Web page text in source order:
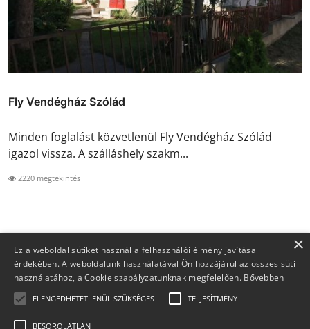
Fly Vendégház Szólád
Minden foglalást közvetlenül Fly Vendégház Szólád
igazol vissza. A szálláshely szakm...
2220 megtekintés
×
Ez a weboldal sütiket használ a felhasználói élmény javítása
érdekében. A weboldalunk használatával Ön hozzájárul az összes süti
használatához, a Cookie szabályzatunknak megfelelően. Bővebben
ELENGEDHETETLENÜL SZÜKSÉGES TELJESÍTMÉNY
BESOROLATLAN